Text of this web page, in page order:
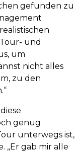
gefunden zu
und
um
nicht alles
zu den
genug
unterwegs ist,
„Er gab mir alle